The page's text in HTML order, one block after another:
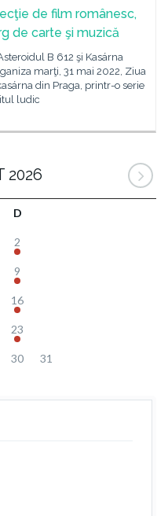
de film românesc,
de carte şi muzică
B 612 şi Kasárna
marţi, 31 mai 2022, Ziua
din Praga, printr-o serie
ludic
2026
D
2
9
16
23
30 31